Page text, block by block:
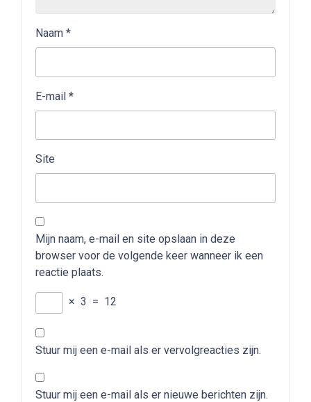
Naam *
E-mail *
Site
Mijn naam, e-mail en site opslaan in deze
browser voor de volgende keer wanneer ik een
reactie plaats.
× 3 = 12
Stuur mij een e-mail als er vervolgreacties zijn.
Stuur mij een e-mail als er nieuwe berichten zijn.